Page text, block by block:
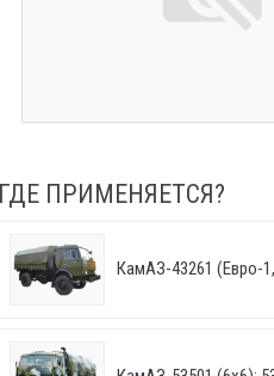
ГДЕ ПРИМЕНЯЕТСЯ?
КамАЗ-43261 (Евро-